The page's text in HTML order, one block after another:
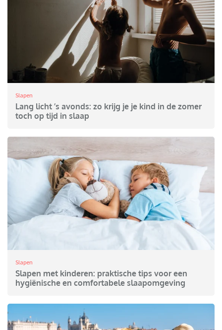
Slapen
Lang licht ’s avonds: zo krijg je je kind in de zomer
toch op tijd in slaap
Slapen
Slapen met kinderen: praktische tips voor een
hygiënische en comfortabele slaapomgeving